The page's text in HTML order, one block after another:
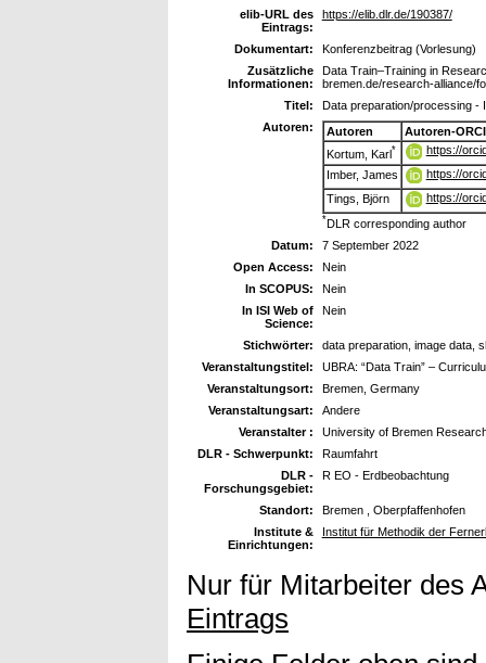
elib-URL des
Eintrags:
https://elib.dlr.de/190387/
Dokumentart:
Konferenzbeitrag (Vorlesung)
Zusätzliche
Informationen:
Data Train–Training in
bremen.de/research-alliance/
Titel:
Data preparation/processing -
Autoren:
Autoren
Autoren-
Kortum, Karl*
https://
Imber, James
https://
Tings, Björn
https://
*DLR corresponding author
Datum:
7 September 2022
Open Access:
Nein
In SCOPUS:
Nein
In ISI Web of
Science:
Nein
Stichwörter:
data preparation, image data,
Veranstaltungstitel:
UBRA: “Data Train” –
Veranstaltungsort:
Bremen, Germany
Veranstaltungsart:
Andere
Veranstalter :
University of Bremen
DLR - Schwerpunkt:
Raumfahrt
DLR -
Forschungsgebiet:
R EO - Erdbeobachtung
Standort:
Bremen , Oberpfaffenhofen
Institute &
Einrichtungen:
Institut für Methodik der
Nur für Mitarbeiter des
Eintrags